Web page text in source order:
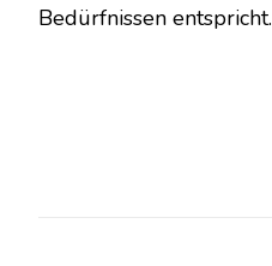
Bedürfnissen entspricht.